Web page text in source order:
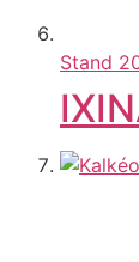
Stand